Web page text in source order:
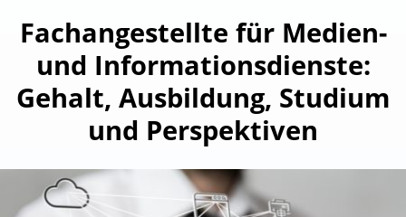
Fachangestellte für Medien-
und Informationsdienste:
Gehalt, Ausbildung, Studium
und Perspektiven